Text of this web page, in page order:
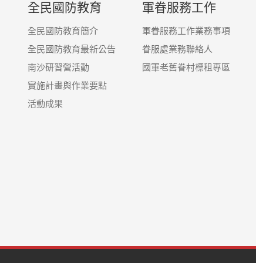
全民國防教育
全民國防教育簡介
全民國防教育最新公告
南沙研習營活動
實施計畫與作業要點
活動成果
軍眷服務工作
軍眷服務工作業務事項
眷服處業務聯絡人
國軍老舊眷村標租專區